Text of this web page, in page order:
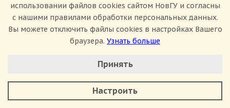
1101, 1103
Приемная комиссия: +7(8162)33-20-44
использовании файлов cookies сайтом НовГУ и согласны
с нашими правилами обработки персональных данных.
Вы можете отключить файлы cookies в настройках Вашего
браузера. Узнать больше
Минимальные
Аналитические/Функциональные
Принять
Настроить